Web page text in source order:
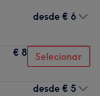
desde € 6
€ 8 Selecionar
desde € 5